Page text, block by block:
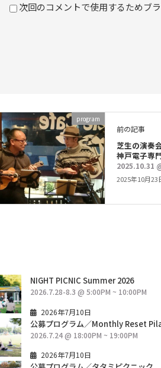
次回のコメントで使用するためブ
program
前の記事
芝生の演奏
神戸電子専
2025.10.31
2025年10月23
NIGHT PICNIC Summer 2026
2026.7.28-8.3 @ 5:00PM ~ 10:00PM
2026年7月10日
公募プログラム／Monthly Reset
2026.7.24 @ 18:00PM ~ 19:00PM
2026年7月10日